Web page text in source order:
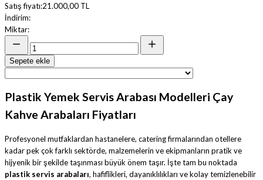
Satış fiyatı:21.000,00 TL
İndirim:
Miktar:
Sepete ekle
Plastik Yemek Servis Arabası Modelleri Çay
Kahve Arabaları Fiyatları
Profesyonel mutfaklardan hastanelere, catering firmalarından otellere
kadar pek çok farklı sektörde, malzemelerin ve ekipmanların pratik ve
hijyenik bir şekilde taşınması büyük önem taşır. İşte tam bu noktada
plastik servis arabaları, hafiflikleri, dayanıklılıkları ve kolay temizlenebilir